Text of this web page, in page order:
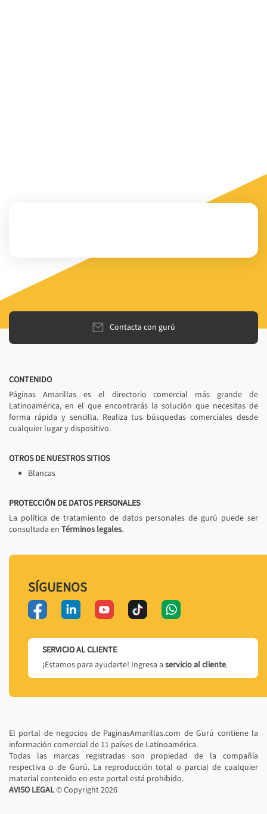
Contacta con gurú
CONTENIDO
Páginas Amarillas es el directorio comercial más grande de
Latinoamérica, en el que encontrarás la solución que necesitas de
forma rápida y sencilla. Realiza tus búsquedas comerciales desde
cualquier lugar y dispositivo.
OTROS DE NUESTROS SITIOS
Blancas
PROTECCIÓN DE DATOS PERSONALES
La política de tratamiento de datos personales de gurú puede ser
consultada en Términos legales.
SÍGUENOS
SERVICIO AL CLIENTE
¡Estamos para ayudarte! Ingresa a servicio al cliente.
El portal de negocios de PaginasAmarillas.com de Gurú contiene la
información comercial de 11 países de Latinoamérica.
Todas las marcas registradas son propiedad de la compañía
respectiva o de Gurú. La reproducción total o parcial de cualquier
material contenido en este portal está prohibido.
AVISO LEGAL© Copyright2026